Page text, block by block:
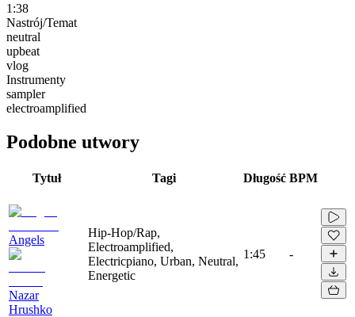
1:38
Nastrój/Temat
neutral
upbeat
vlog
Instrumenty
sampler
electroamplified
Podobne utwory
Tytuł Tagi Długość BPM
Angels
Nazar
Hrushko
Hip-Hop/Rap,
Electroamplified,
Electricpiano, Urban, Neutral,
Energetic
1:45 -